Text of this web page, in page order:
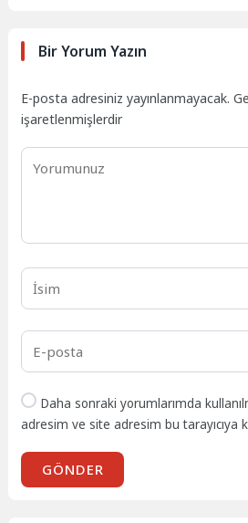
Bir Yorum Yazın
E-posta adresiniz yayınlanmayacak.
işaretlenmişlerdir
Daha sonraki yorumlarımda
adresim ve site adresim bu tarayıcıya
GÖNDER